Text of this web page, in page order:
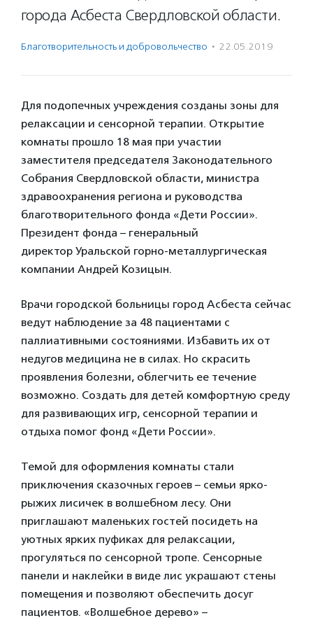
города Асбеста Свердловской области.
Благотвори­тель­ность и доброволь­чест­во · 22.05.2019
Для подопечных учреждения созданы зоны для
релаксации и сенсорной терапии. Открытие
комнаты прошло 18 мая при участии
заместителя председателя Законодательного
Собрания Свердловской области, министра
здравоохранения региона и руководства
благотворительного фонда «Дети России».
Президент фонда – генеральный
директор Уральской горно-металлургическая
компании Андрей Козицын.
Врачи городской больницы город Асбеста сейчас
ведут наблюдение за 48 пациентами с
паллиативными состояниями. Избавить их от
недугов медицина не в силах. Но скрасить
проявления болезни, облегчить ее течение
возможно. Создать для детей комфортную среду
для развивающих игр, сенсорной терапии и
отдыха помог фонд «Дети России».
Темой для оформления комнаты стали
приключения сказочных героев – семьи ярко-
рыжих лисичек в волшебном лесу. Они
приглашают маленьких гостей посидеть на
уютных ярких пуфиках для релаксации,
прогуляться по сенсорной тропе. Сенсорные
панели и наклейки в виде лис украшают стены
помещения и позволяют обеспечить досуг
пациентов. «Волшебное дерево» –